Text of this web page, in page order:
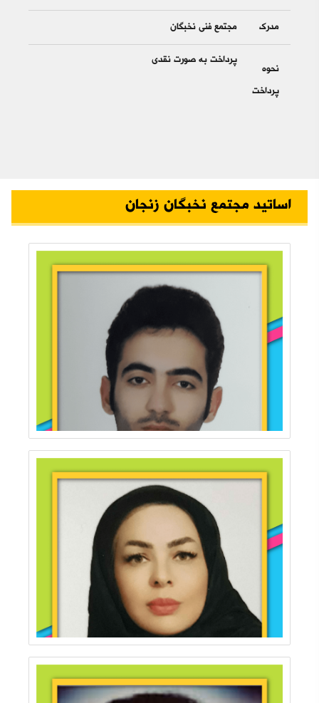
مدرک مجتمع فنی نخبگان
نحوه
پرداخت
پرداخت به صورت نقدی
اساتید مجتمع نخبگان زنجان